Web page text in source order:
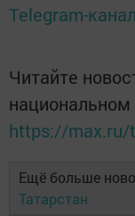
Telegram-
Читайте
https://max.ru/
Ещё больше
Татарстан